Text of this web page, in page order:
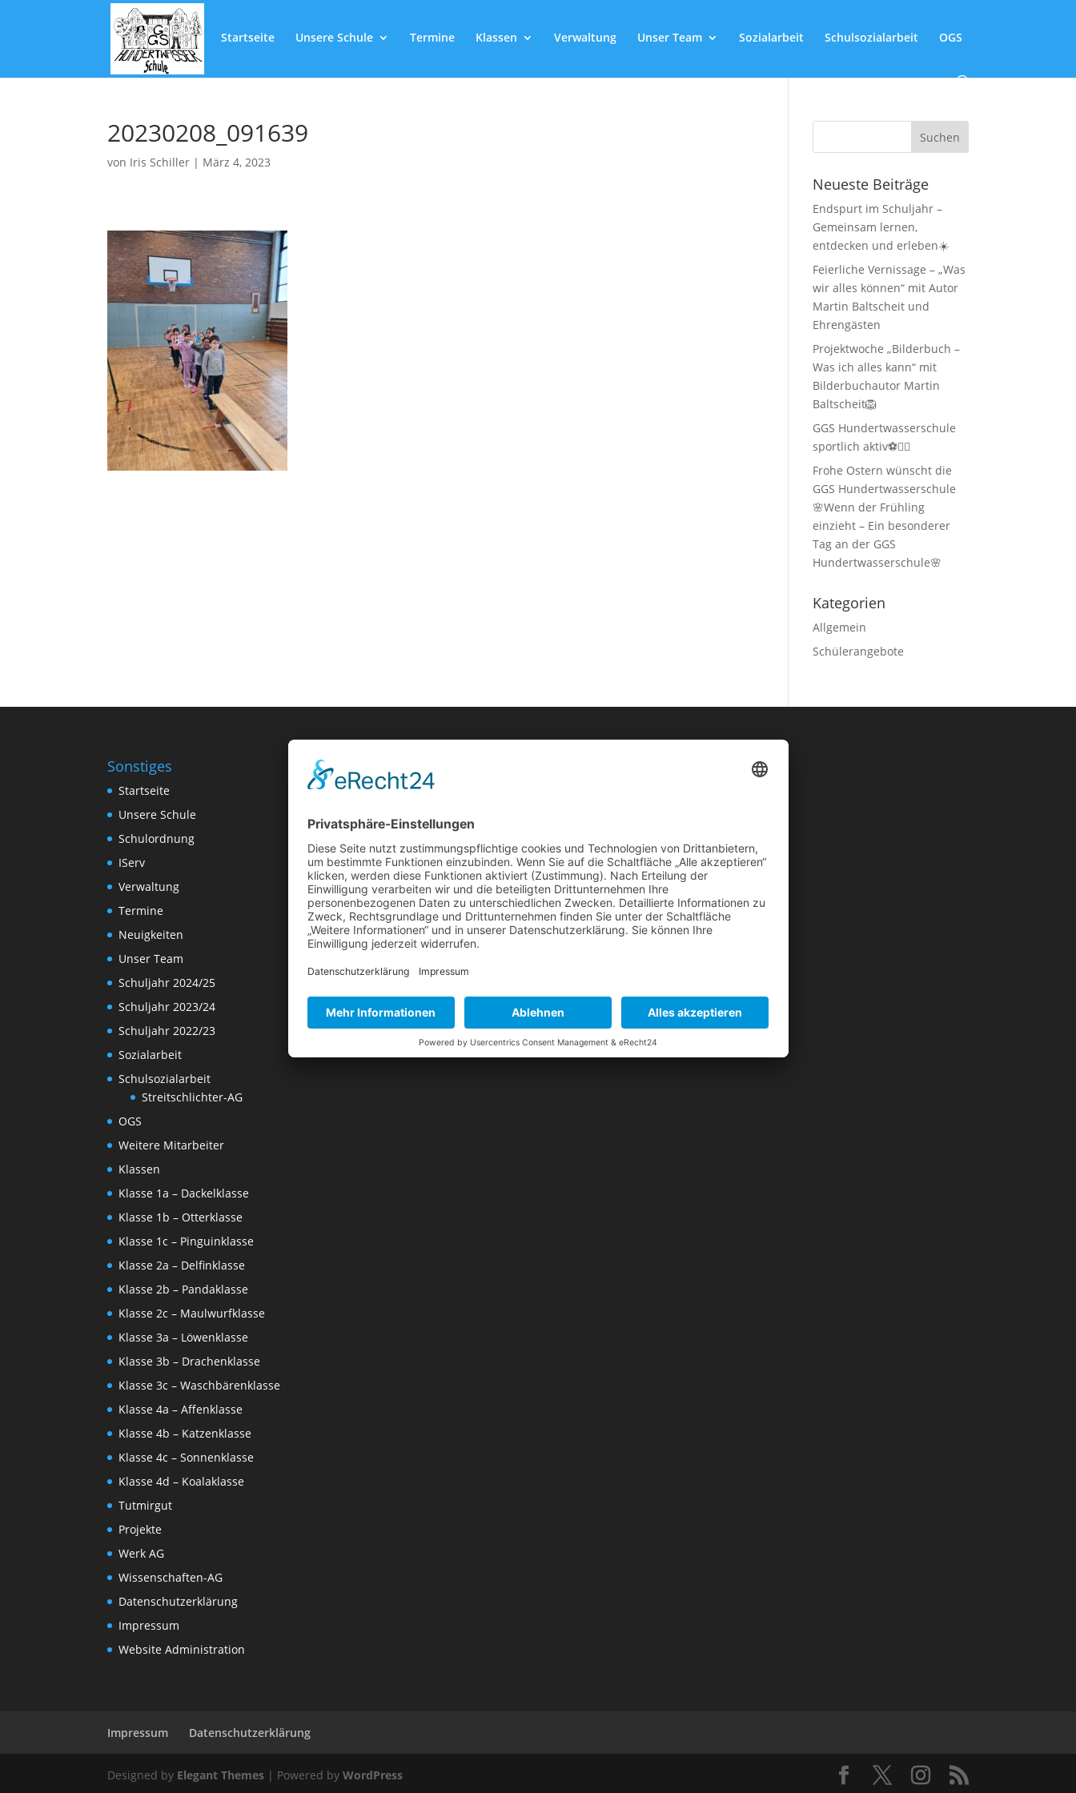
Startseite Unsere Schule Termine Klassen Verwaltung Unser Team Sozialarbeit Schulsozialarbeit OGS
20230208_091639
von Iris Schiller | März 4, 2023
Neueste Beiträge
Endspurt im Schuljahr –
Gemeinsam lernen,
entdecken und erleben☀️
Feierliche Vernissage – „Was
wir alles können“ mit Autor
Martin Baltscheit und
Ehrengästen
Projektwoche „Bilderbuch –
Was ich alles kann“ mit
Bilderbuchautor Martin
Baltscheit🦁
GGS Hundertwasserschule
sportlich aktiv⚽🏃‍♂️
Frohe Ostern wünscht die
GGS Hundertwasserschule
🌸Wenn der Frühling
einzieht – Ein besonderer
Tag an der GGS
Hundertwasserschule🌸
Kategorien
Allgemein
Schülerangebote
Sonstiges
Startseite
Unsere Schule
Schulordnung
IServ
Verwaltung
Termine
Neuigkeiten
Unser Team
Schuljahr 2024/25
Schuljahr 2023/24
Schuljahr 2022/23
Sozialarbeit
Schulsozialarbeit
Streitschlichter-AG
OGS
Weitere Mitarbeiter
Klassen
Klasse 1a – Dackelklasse
Klasse 1b – Otterklasse
Klasse 1c – Pinguinklasse
Klasse 2a – Delfinklasse
Klasse 2b – Pandaklasse
Klasse 2c – Maulwurfklasse
Klasse 3a – Löwenklasse
Klasse 3b – Drachenklasse
Klasse 3c – Waschbärenklasse
Klasse 4a – Affenklasse
Klasse 4b – Katzenklasse
Klasse 4c – Sonnenklasse
Klasse 4d – Koalaklasse
Tutmirgut
Projekte
Werk AG
Wissenschaften-AG
Datenschutzerklärung
Impressum
Website Administration
Impressum Datenschutzerklärung
Designed by Elegant Themes | Powered byWordPress